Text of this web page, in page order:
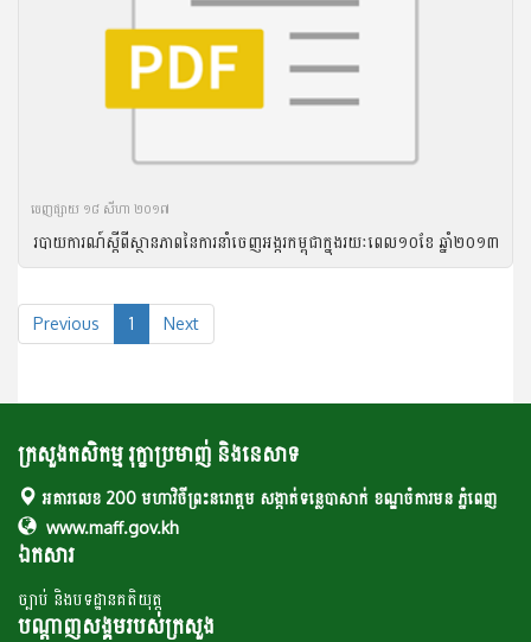
ចេញ​ផ្សាយ​ ១៨ សីហា ២០១៧
របាយ​ការណ៍​ស្តីពី​ស្ថានភាព​នៃ​ការ​នាំ​ចេញ​អង្ករ​កម្ពុជា​ក្នុង​រយៈ​ពេល​១០​ខែ ឆ្នាំ​២០១៣
Previous 1 Next
ក្រសួងកសិកម្ម រុក្ខាប្រមាញ់ និងនេសាទ
អគារលេខ 200 មហាវិថីព្រះនរោត្តម សង្កាត់ទន្លេបាសាក់ ខណ្ឌចំការមន ភ្នំពេញ
www.maff.gov.kh
ឯកសារ
ច្បាប់ និងបទដ្ឋានគតិយុត្ត
បណ្តាញសង្គមរបស់ក្រសួង